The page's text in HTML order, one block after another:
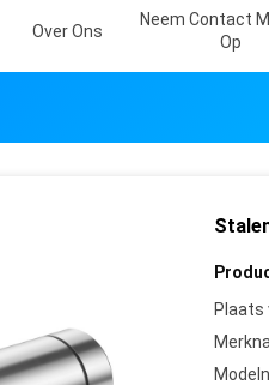
Over Ons
Neem Contact
Op
Plaats